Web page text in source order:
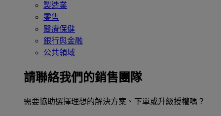
製造業
零售
醫療保健
銀行與金融
公共領域
請聯絡我們的銷售團隊
需要協助選擇理想的解決方案、下單或升級授權嗎？